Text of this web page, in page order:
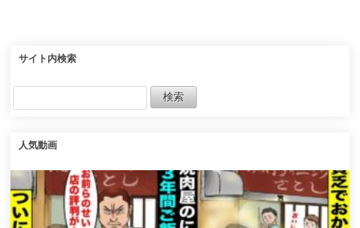
育成/目標レース【新シナ
サイト内検索
人気動画